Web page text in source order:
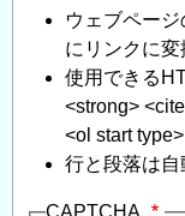
ウェブペー
にリンクに変
使用できる
<strong>
<ol start
行と段落は自
CAPTCHA